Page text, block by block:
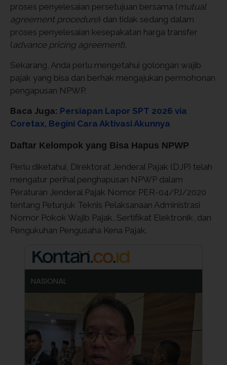
proses penyelesaian persetujuan bersama (mutual
agreement procedure) dan tidak sedang dalam
proses penyelesaian kesepakatan harga transfer
(advance pricing agreement).
Sekarang, Anda perlu mengetahui golongan wajib
pajak yang bisa dan berhak mengajukan permohonan
pengapusan NPWP.
Baca Juga: Persiapan Lapor SPT 2026 via
Coretax, Begini Cara Aktivasi Akunnya
Daftar Kelompok yang Bisa Hapus NPWP
Perlu diketahui, Direktorat Jenderal Pajak (DJP) telah
mengatur perihal penghapusan NPWP dalam
Peraturan Jenderal Pajak Nomor PER-04/PJ/2020
tentang Petunjuk Teknis Pelaksanaan Administrasi
Nomor Pokok Wajib Pajak, Sertifikat Elektronik, dan
Pengukuhan Pengusaha Kena Pajak.
NASIONAL